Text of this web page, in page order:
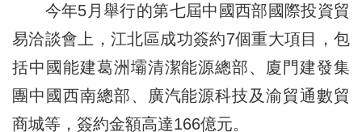
今年5月舉行的第七屆中國西部國際投資貿
易洽談會上，江北區成功簽約7個重大項目，包
括中國能建葛洲壩清潔能源總部、廈門建發集
團中國西南總部、廣汽能源科技及渝貿通數貿
商城等，簽約金額高達166億元。